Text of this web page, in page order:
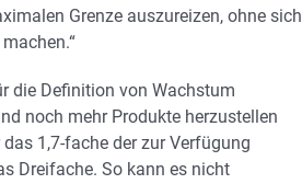
Grenze auszureizen, ohne sich
die Definition von Wachstum
noch mehr Produkte herzustellen
1,7-fache der zur Verfügung
Dreifache. So kann es nicht